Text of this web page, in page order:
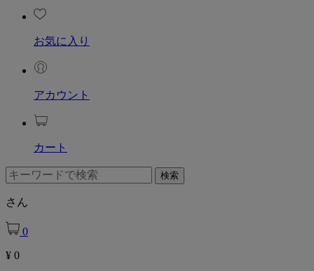
お気に入り
アカウント
カート
さん
0
¥ 0